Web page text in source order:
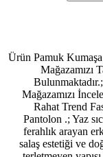
Ürün Pamuk
Mağazamızı
Mağazamızı
Rahat Trend
Pantolon .; Yaz
ferahlık arayan
salaş estetiği ve